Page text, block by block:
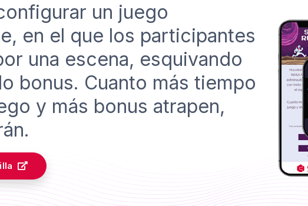
un juego
en el que los participantes
una escena, esquivando
bonus. Cuanto más tiempo
y más bonus atrapen,